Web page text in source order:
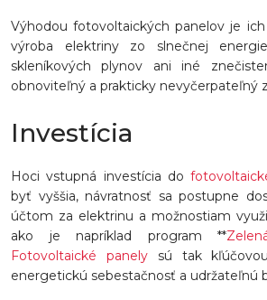
Výhodou fotovoltaických panelov je
výroba elektriny zo slnečnej
skleníkových plynov ani iné
obnoviteľný a prakticky nevyčerpateľný
Investícia
Hoci vstupná investícia do
byť vyššia, návratnosť sa postupne
účtom za elektrinu a možnostiam
ako je napríklad program **
Fotovoltaické panelysú tak
energetickú sebestačnosť a udržateľnú